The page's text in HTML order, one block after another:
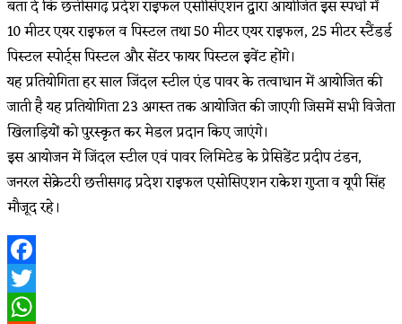
बता दे कि छत्तीसगढ़ प्रदेश राइफल एसोसिएशन द्वारा आयोजित इस स्पर्धा में
10 मीटर एयर राइफल व पिस्टल तथा 50 मीटर एयर राइफल, 25 मीटर स्टैंडर्ड
पिस्टल स्पोर्ट्स पिस्टल और सेंटर फायर पिस्टल इवेंट होंगे।
यह प्रतियोगिता हर साल जिंदल स्टील एंड पावर के तत्वाधान में आयोजित की
जाती है यह प्रतियोगिता 23 अगस्त तक आयोजित की जाएगी जिसमें सभी विजेता
खिलाड़ियों को पुरस्कृत कर मेडल प्रदान किए जाएंगे।
इस आयोजन में जिंदल स्टील एवं पावर लिमिटेड के प्रेसिडेंट प्रदीप टंडन,
जनरल सेक्रेटरी छत्तीसगढ़ प्रदेश राइफल एसोसिएशन राकेश गुप्ता व यूपी सिंह
मौजूद रहे।
Facebook
Twitter